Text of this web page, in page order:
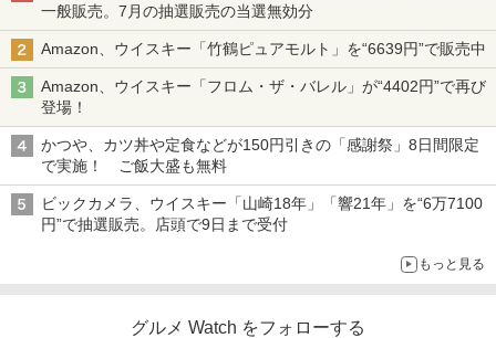
一般販売。7月の抽選販売の当選無効分
Amazon、ウイスキー「竹鶴ピュアモルト」を“6639円”で販売中
Amazon、ウイスキー「フロム・ザ・バレル」が“4402円”で再び
登場！
かつや、カツ丼や定食などが150円引きの「感謝祭」8日間限定
で実施！ ご飯大盛も無料
ビックカメラ、ウイスキー「山崎18年」「響21年」を“6万7100
円”で抽選販売。店頭で9日まで受付
もっと見る
グルメ Watch をフォローする